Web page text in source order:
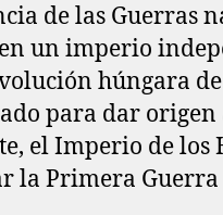
de las Guerras
un imperio
húngara de
para dar
el Imperio de los
la Primera